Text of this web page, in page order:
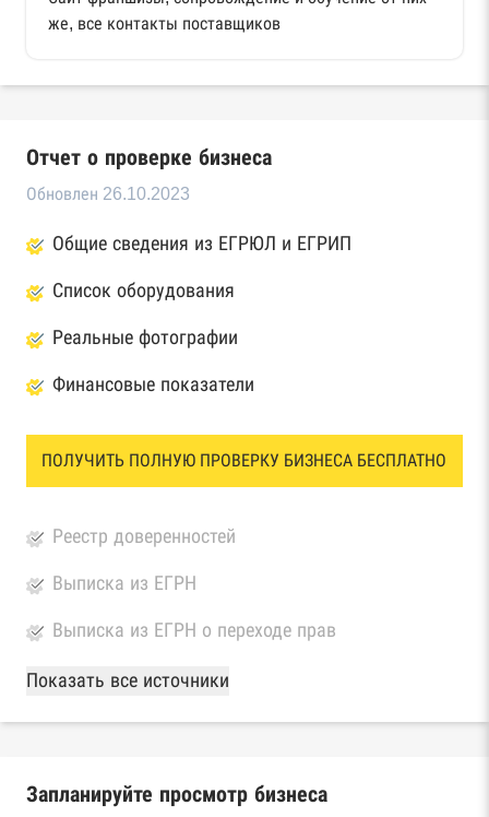
же, все контакты поставщиков
Отчет о проверке бизнеса
Обновлен 26.10.2023
Общие сведения из ЕГРЮЛ и ЕГРИП
Список оборудования
Реальные фотографии
Финансовые показатели
ПОЛУЧИТЬ ПОЛНУЮ ПРОВЕРКУ БИЗНЕСА БЕСПЛАТНО
Реестр доверенностей
Выписка из ЕГРН
Выписка из ЕГРН о переходе прав
База Росстата
Реестры ЕГРЮЛ и ЕГРИП Федеральной
Реестр государственных контрактов
Показать все источники
Запланируйте просмотр бизнеса